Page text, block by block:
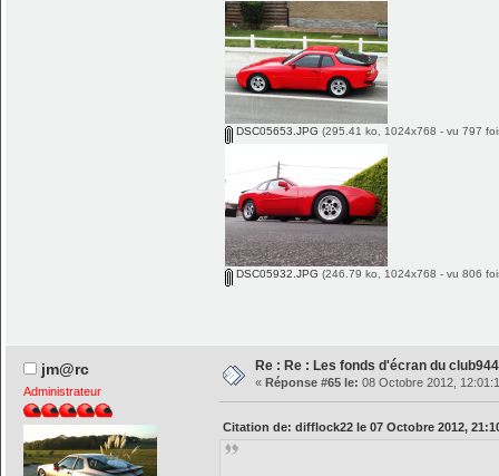
DSC05653.JPG (295.41 ko, 1024x768 - vu 797
DSC05932.JPG (246.79 ko, 1024x768 - vu 806
jm@rc
Administrateur
Re : Re : Les fonds d'écran du
« Réponse #65 le: 08 Octobre 2012,
Citation de: difflock22 le 07 Octobre 2012,